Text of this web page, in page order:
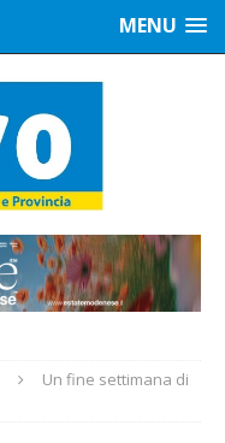
MENU
Un fine settimana di